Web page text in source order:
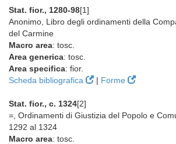
Stat. fior., 1280-98[1]
Anonimo, Libro degli ordinamenti della
del Carmine
Macro area: tosc.
Area generica: tosc.
Area specifica: fior.
Scheda bibliografica
| Forme
Stat. fior., c. 1324[2]
=, Ordinamenti di Giustizia del Popolo e
1292 al 1324
Macro area: tosc.